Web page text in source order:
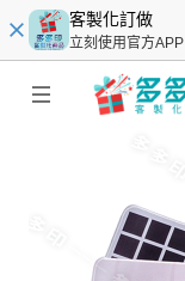
客製化訂做
立刻使用官方APP